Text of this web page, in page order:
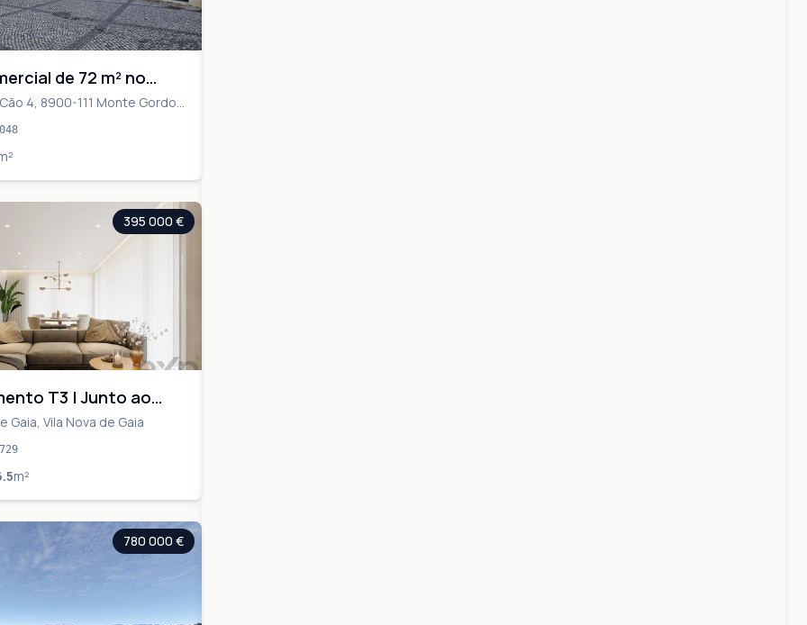
de 72 m² no
Monte Gordo —
funcionamento
4, 8900-111 Monte Gordo,
395 000 €
T3 | Junto ao
| Com Jardim
Gaia, Vila Nova de Gaia
m²
780 000 €